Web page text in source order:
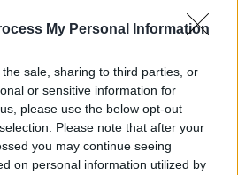
My Personal Information
sale, sharing to third parties, or
or sensitive information for
please use the below opt-out
Please note that after your
you may continue seeing
on personal information utilized by
più attesa, quella su
troppo esposta in questo
della seduzione che
ma ognuno è
che vuole. In questo
interscambiabile",